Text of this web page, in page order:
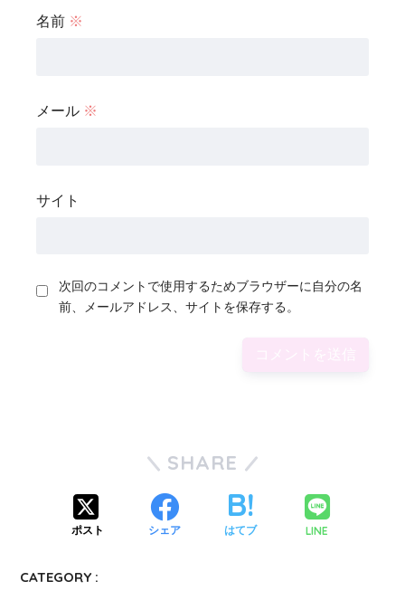
名前 ※
メール ※
サイト
次回のコメントで使用するためブラウザーに自分の名
前、メールアドレス、サイトを保存する。
SHARE
ポスト シェア はてブ LINE
CATEGORY :